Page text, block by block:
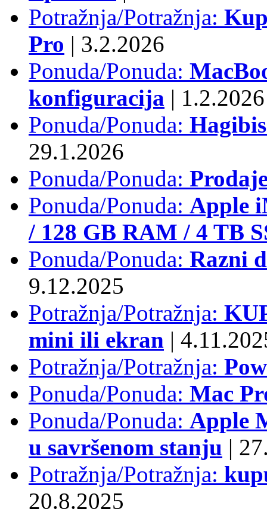
Potražnja/Potražnja:
Pro | 3.2.2026
Ponuda/Ponuda:
konfiguracija | 1.2.2026
Ponuda/Ponuda:
29.1.2026
Ponuda/Ponuda:
Ponuda/Ponuda: Apple
/ 128 GB RAM / 4 TB
Ponuda/Ponuda: Razni
9.12.2025
Potražnja/Potražnja:
mini ili ekran |
Potražnja/Potražnja:
Ponuda/Ponuda: Mac
Ponuda/Ponuda: Apple
u savršenom stanju |
Potražnja/Potražnja:
20.8.2025